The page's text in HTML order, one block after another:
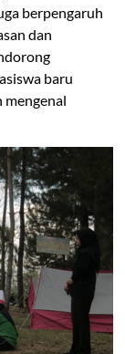
berpengaruh
dan
baru
mengenal